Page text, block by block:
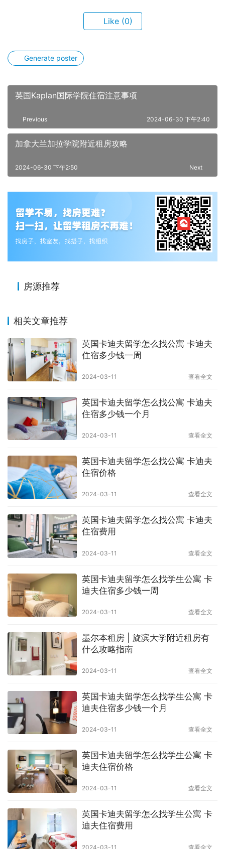
Like (0)
Generate poster
英国Kaplan国际学院住宿注意事项
Previous 2024-06-30 下午2:40
加拿大兰加拉学院附近租房攻略
Next
2024-06-30 下午2:50
房源推荐
相关文章推荐
英国卡迪夫留学怎么找公寓 卡迪夫
住宿多少钱一周
2024-03-11 查看全文
英国卡迪夫留学怎么找公寓 卡迪夫
住宿多少钱一个月
2024-03-11 查看全文
英国卡迪夫留学怎么找公寓 卡迪夫
住宿价格
2024-03-11 查看全文
英国卡迪夫留学怎么找公寓 卡迪夫
住宿费用
2024-03-11 查看全文
英国卡迪夫留学怎么找学生公寓 卡
迪夫住宿多少钱一周
2024-03-11 查看全文
墨尔本租房 | 旋滨大学附近租房有
什么攻略指南
2024-03-11 查看全文
英国卡迪夫留学怎么找学生公寓 卡
迪夫住宿多少钱一个月
2024-03-11 查看全文
英国卡迪夫留学怎么找学生公寓 卡
迪夫住宿价格
2024-03-11 查看全文
英国卡迪夫留学怎么找学生公寓 卡
迪夫住宿费用
2024-03-11 查看全文